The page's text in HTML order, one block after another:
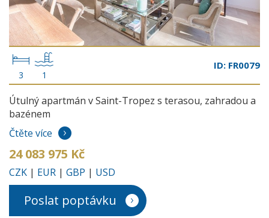
3 1
ID: FR0079
Útulný apartmán v Saint-Tropez s terasou, zahradou a
bazénem
Čtěte více
24 083 975 Kč
CZK | EUR | GBP | USD
Poslat poptávku